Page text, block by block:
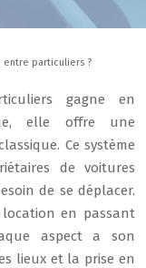
particuliers ?
gagne en
elle offre une
Ce système
de voitures
de se déplacer.
en passant
aspect a son
lieux et la prise en